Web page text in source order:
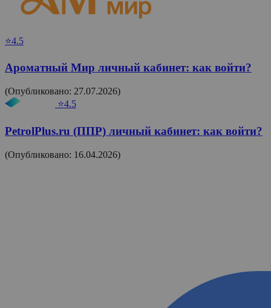
⭐4.5
Ароматный Мир личный кабинет: как войти?
(Опубликовано: 27.07.2026)
⭐4.5
PetrolPlus.ru (ППР) личный кабинет: как войти?
(Опубликовано: 16.04.2026)